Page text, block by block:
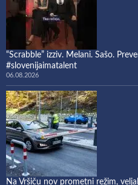
“Scrabble” izziv. Melani. Sašo.
#slovenijaimatalent
06.08.2026
Na Vršiču nov prometni režim,